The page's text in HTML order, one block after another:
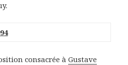
consacrée àGustave